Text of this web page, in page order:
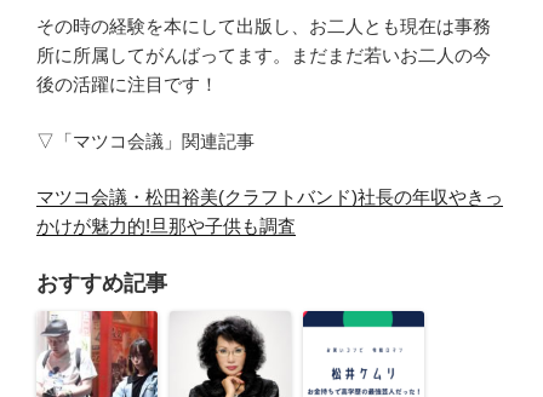
その時の経験を本にして出版し、お二人とも現在は事務
所に所属してがんばってます。まだまだ若いお二人の今
後の活躍に注目です！
▽「マツコ会議」関連記事
マツコ会議・松田裕美(クラフトバンド)社長の年収やきっ
かけが魅力的!旦那や子供も調査
おすすめ記事